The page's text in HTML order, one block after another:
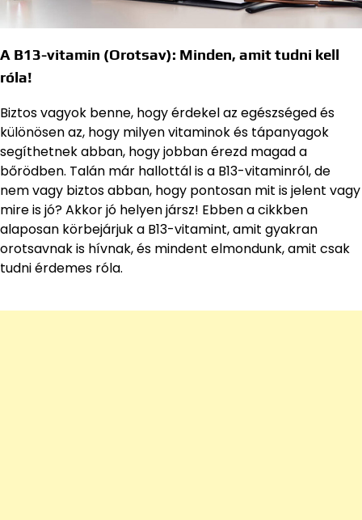
A B13-vitamin (Orotsav): Minden, amit tudni kell
róla!
Biztos vagyok benne, hogy érdekel az egészséged és
különösen az, hogy milyen vitaminok és tápanyagok
segíthetnek abban, hogy jobban érezd magad a
bőrödben. Talán már hallottál is a B13-vitaminról, de
nem vagy biztos abban, hogy pontosan mit is jelent vagy
mire is jó? Akkor jó helyen jársz! Ebben a cikkben
alaposan körbejárjuk a B13-vitamint, amit gyakran
orotsavnak is hívnak, és mindent elmondunk, amit csak
tudni érdemes róla.